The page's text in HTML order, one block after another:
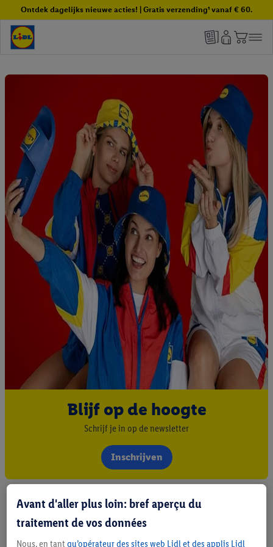
Ontdek dagelijks nieuwe acties! | Gratis verzending¹ vanaf € 60.
Blijf op de hoogte
Schrijf je in op de newsletter
Inschrijven
Avant d'aller plus loin: bref aperçu du
traitement de vos données
Nous, en tant qu’opérateur des sites web Lidl et des applis Lidl